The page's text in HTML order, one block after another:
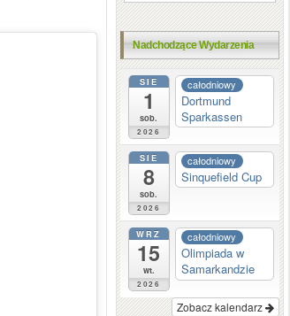
Nadchodzące Wydarzenia
SIE
1
sob.
2026
całodniowy
Dortmund
Sparkassen
SIE
8
sob.
2026
całodniowy
Sinquefield Cup
WRZ
15
wt.
2026
całodniowy
Olimpiada w
Samarkandzie
Zobacz kalendarz